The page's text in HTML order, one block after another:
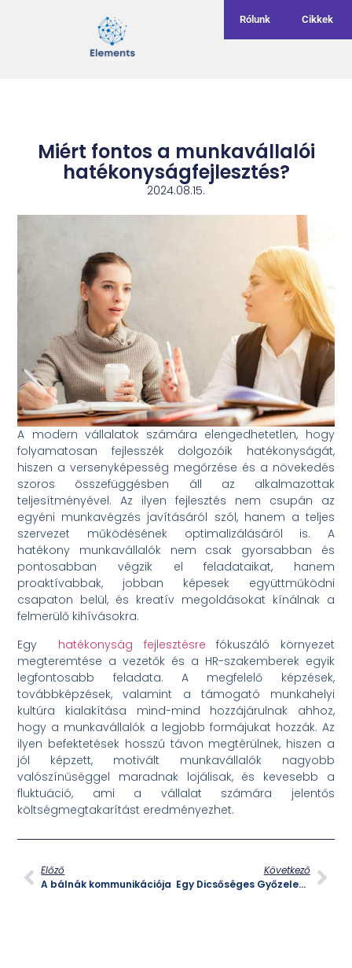
Rólunk Cikkek
Miért fontos a munkavállalói
hatékonyságfejlesztés?
2024.08.15.
A modern vállalatok számára elengedhetetlen, hogy
folyamatosan fejlesszék dolgozóik hatékonyságát,
hiszen a versenyképesség megőrzése és a növekedés
szoros összefüggésben áll az alkalmazottak
teljesítményével. Az ilyen fejlesztés nem csupán az
egyéni munkavégzés javításáról szól, hanem a teljes
szervezet működésének optimalizálásáról is. A
hatékony munkavállalók nem csak gyorsabban és
pontosabban végzik el feladataikat, hanem
proaktívabbak, jobban képesek együttműködni
csapaton belül, és kreatív megoldásokat kínálnak a
felmerülő kihívásokra.
Egy hatékonyság fejlesztésre fókuszáló környezet
megteremtése a vezetők és a HR-szakemberek egyik
legfontosabb feladata. A megfelelő képzések,
továbbképzések, valamint a támogató munkahelyi
kultúra kialakítása mind-mind hozzájárulnak ahhoz,
hogy a munkavállalók a legjobb formájukat hozzák. Az
ilyen befektetések hosszú távon megtérülnek, hiszen a
jól képzett, motivált munkavállalók nagyobb
valószínűséggel maradnak lojálisak, és kevesebb a
fluktuáció, ami a vállalat számára jelentős
költségmegtakarítást eredményezhet.
Előző
A bálnák kommunikációja
Következő
Egy Dicsőséges Győzelem a Magyar Történelemben